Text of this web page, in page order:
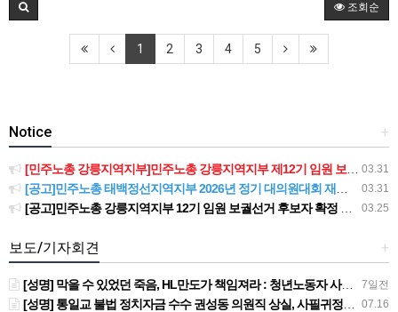
조회순
1 2 3 4 5
+
Notice
03.31
[민주노총 강릉지역지부]민주노총 강릉지역지부 제12기 임원 보궐선거결과 공고
03.31
[공고]민주노총 태백정선지역지부 2026년 정기 대의원대회 재소집 건
03.25
[공고]민주노총 강릉지역지부 12기 임원 보궐선거 후보자 확정 공고
+
보도/기자회견
7일전
[성명] 막을 수 있었던 죽음, HL만도가 책임져라 : 청년노동자 사망사고의 철저한 진상규명과 재발방지 대책 마련하라
07.16
[성명] 통일교 불법 정치자금 수수 권성동 의원직 상실, 사필귀정이다